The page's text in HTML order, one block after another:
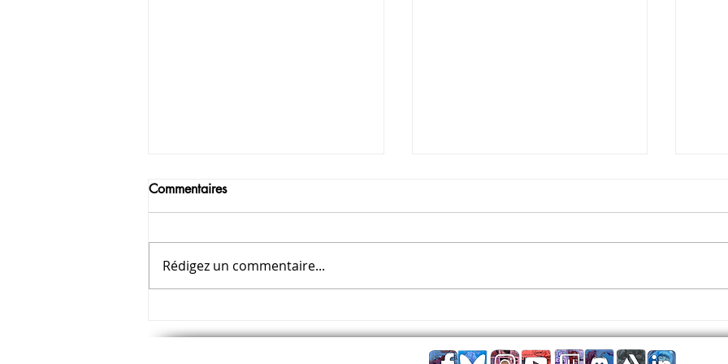
Aide-soignants
Commentaires
Rédigez un commentaire...